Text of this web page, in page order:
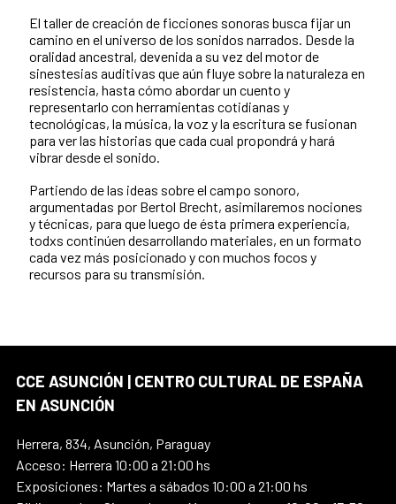
El taller de creación de ficciones sonoras busca fijar un
camino en el universo de los sonidos narrados. Desde la
oralidad ancestral, devenida a su vez del motor de
sinestesias auditivas que aún fluye sobre la naturaleza en
resistencia, hasta cómo abordar un cuento y
representarlo con herramientas cotidianas y
tecnológicas, la música, la voz y la escritura se fusionan
para ver las historias que cada cual propondrá y hará
vibrar desde el sonido.
Partiendo de las ideas sobre el campo sonoro,
argumentadas por Bertol Brecht, asimilaremos nociones
y técnicas, para que luego de ésta primera experiencia,
todxs continúen desarrollando materiales, en un formato
cada vez más posicionado y con muchos focos y
recursos para su transmisión.
CCE ASUNCIÓN | CENTRO CULTURAL DE ESPAÑA
EN ASUNCIÓN
Herrera, 834, Asunción, Paraguay
Acceso: Herrera 10:00 a 21:00 hs
Exposiciones: Martes a sábados 10:00 a 21:00 hs